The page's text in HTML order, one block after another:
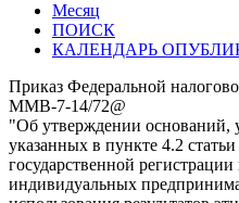
Месяц
ПОИСК
КАЛЕНДАРЬ
Приказ Федеральной
ММВ-7-14/72@
"Об утверждении оснований,
указанных в пункте 4.2
государственной
индивидуальных